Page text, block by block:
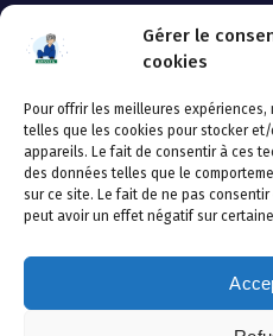
Gérer le
cookies
Pour offrir les meilleures
telles que les cookies pour stocker
appareils. Le fait de consentir à ces
des données telles que le
sur ce site. Le fait de ne pas
peut avoir un effet négatif sur
Adresse postale : BP
Tél
Fax :